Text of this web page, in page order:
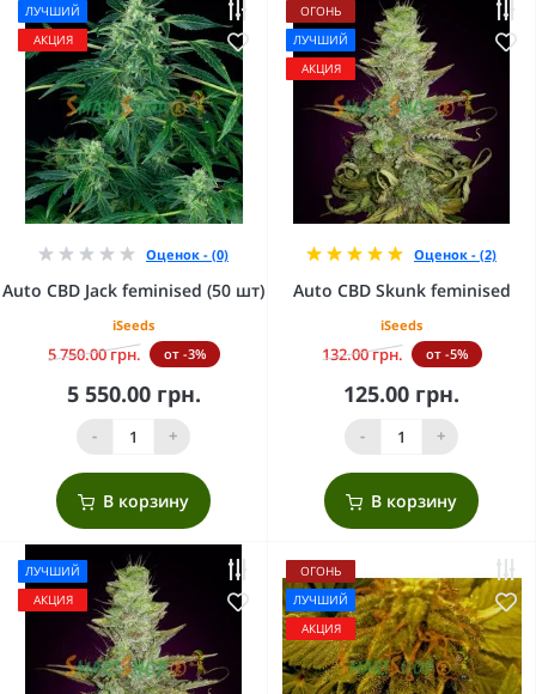
ЛУЧШИЙ
АКЦИЯ
Оценок - (0)
Auto CBD Jack feminised (50 шт)
iSeeds
5 750.00 грн. от -3%
5 550.00 грн.
- +
В корзину
ОГОНЬ
ЛУЧШИЙ
АКЦИЯ
Оценок - (2)
Auto CBD Skunk feminised
iSeeds
132.00 грн. от -5%
125.00 грн.
- +
В корзину
ЛУЧШИЙ
АКЦИЯ
ОГОНЬ
ЛУЧШИЙ
АКЦИЯ